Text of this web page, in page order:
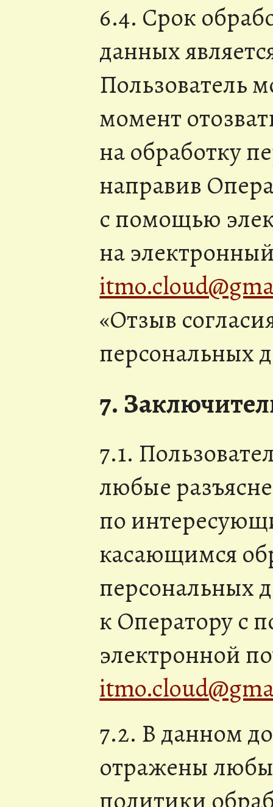
6.4. Срок
данных
Пользователь
момент
на обработку
направив
с помощью
на
«Отзыв
персональных
7.
7.1.
любые
по
касающимся
персональных
к Оператору с
электронной
7.2. В данном
отражены